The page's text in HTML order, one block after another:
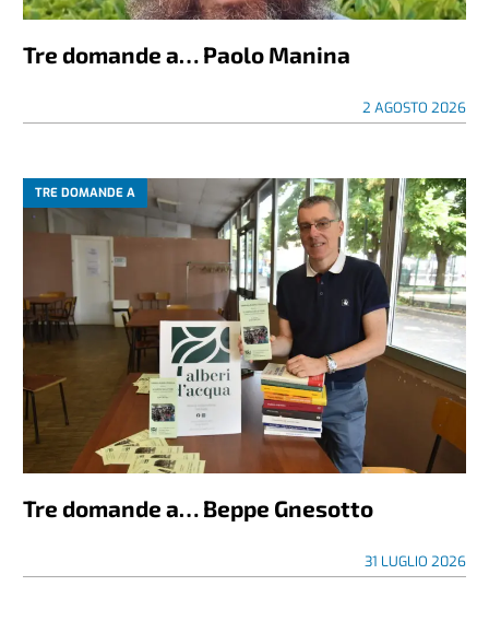
Tre domande a… Paolo Manina
2 AGOSTO 2026
TRE DOMANDE A
Tre domande a… Beppe Gnesotto
31 LUGLIO 2026